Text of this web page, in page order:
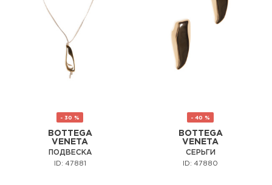
- 30 %
BOTTEGA
VENETA
ПОДВЕСКА
ID: 47881
- 40 %
BOTTEGA
VENETA
СЕРЬГИ
ID: 47880